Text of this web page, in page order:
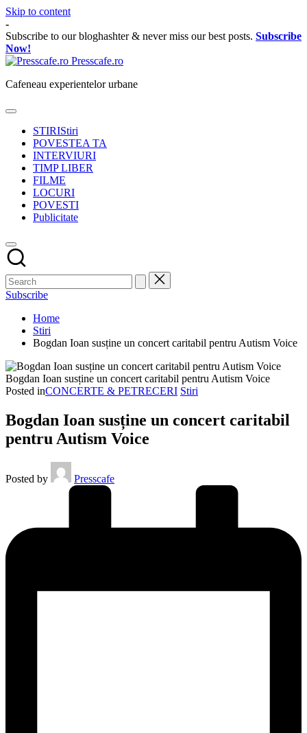
Skip to content
-
Subscribe to our bloghashter & never miss our best posts. Subscribe
Now!
Presscafe.ro
Cafeneau experientelor urbane
STIRIStiri
POVESTEA TA
INTERVIURI
TIMP LIBER
FILME
LOCURI
POVESTI
Publicitate
Subscribe
Home
Stiri
Bogdan Ioan susține un concert caritabil pentru Autism Voice
Bogdan Ioan susține un concert caritabil pentru Autism Voice
Posted inCONCERTE & PETRECERI Stiri
Bogdan Ioan susține un concert caritabil
pentru Autism Voice
Posted by Presscafe